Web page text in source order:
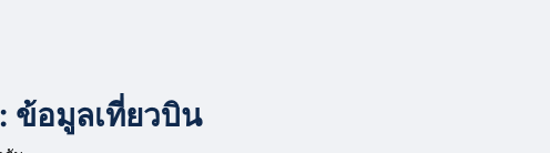
ข้อมูลเที่ยวบิน